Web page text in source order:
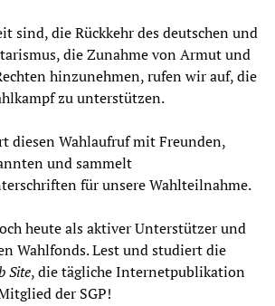
sind, die Rückkehr des deutschen und
die Zunahme von Armut und
hinzunehmen, rufen wir auf, die
zu unterstützen.
diesen Wahlaufruf mit Freunden,
und sammelt
für unsere Wahlteilnahme.
heute als aktiver Unterstützer und
Wahlfonds. Lest und studiert die
Site, die tägliche Internetpublikation
der SGP!